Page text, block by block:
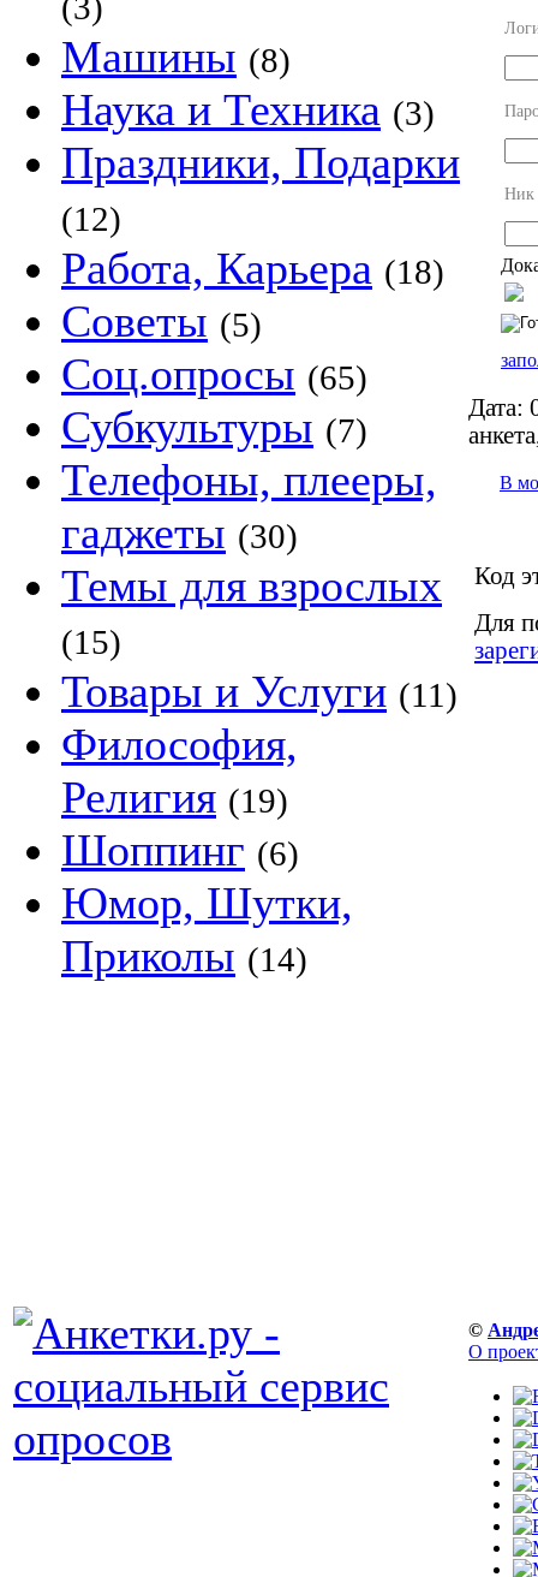
Машины (8)
Наука и Техника (3)
Праздники, Подарки
(12)
Работа, Карьера (18)
Советы (5)
Соц.опросы (65)
Субкультуры (7)
Телефоны, плееры,
гаджеты (30)
Темы для взрослых
(15)
Товары и Услуги (11)
Философия,
Религия (19)
Шоппинг (6)
Юмор, Шутки,
Приколы (14)
Ник
Дата:
В
Код
Для
©
О